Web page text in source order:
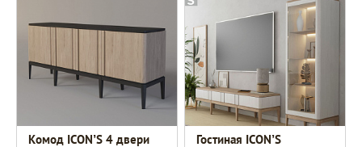
Комод ICON’S 4 двери Гостиная ICON’S